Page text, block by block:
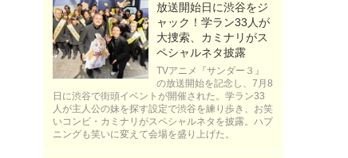
放送開始日に渋谷をジ
ャック！学ラン33人が
大捜索、カミナリがス
ペシャルネタ披露
TVアニメ『サンダー３』
の放送開始を記念し、7月8
日に渋谷で街頭イベントが開催された。学ラン33
人が主人公の妹を探す設定で渋谷を練り歩き、お笑
いコンビ・カミナリがスペシャルネタを披露。ハプ
ニングも笑いに変えて会場を盛り上げた。